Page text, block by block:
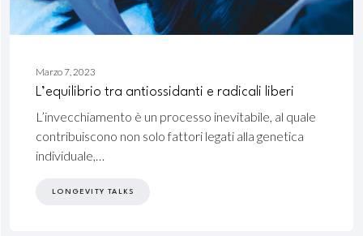
Marzo 7, 2023
2024
L’equilibrio tra antiossidanti e radicali liberi
L’invecchiamento è un processo inevitabile, al quale
contribuiscono non solo fattori legati alla genetica
individuale,…
LONGEVITY TALKS